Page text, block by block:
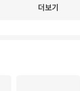
더보기